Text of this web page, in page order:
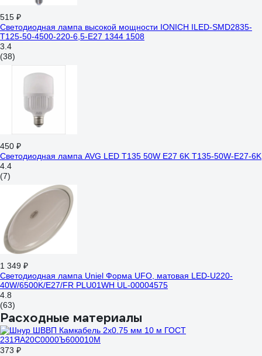
515 ₽
Светодиодная лампа высокой мощности IONICH ILED-SMD2835-
Т125-50-4500-220-6,5-E27 1344 1508
3.4
(38)
450 ₽
Светодиодная лампа AVG LED T135 50W E27 6K T135-50W-E27-6K
4.4
(7)
1 349 ₽
Светодиодная лампа Uniel Форма UFO, матовая LED-U220-
40W/6500K/E27/FR PLU01WH UL-00004575
4.8
(63)
Расходные материалы
373 ₽